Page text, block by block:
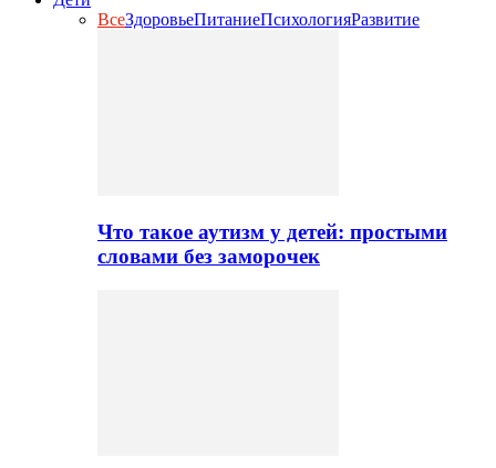
ВсеЗдоровьеПитаниеПсихологияРазвитие
Что такое аутизм у детей: простыми
словами без заморочек